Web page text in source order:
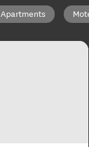
Apartments